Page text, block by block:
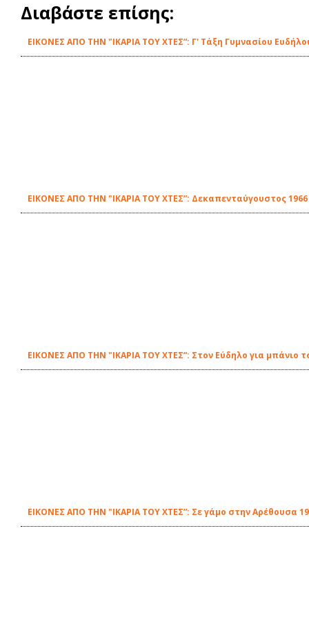
Διαβάστε επίσης:
ΕΙΚΟΝΕΣ ΑΠΟ ΤΗΝ "ΙΚΑΡΙΑ ΤΟΥ ΧΤΕΣ”: Γ' Τάξη Γυμνασίου
ΕΙΚΟΝΕΣ ΑΠΟ ΤΗΝ "ΙΚΑΡΙΑ ΤΟΥ ΧΤΕΣ”: Δεκαπενταύγουστος
ΕΙΚΟΝΕΣ ΑΠΟ ΤΗΝ "ΙΚΑΡΙΑ ΤΟΥ ΧΤΕΣ”: Στον Εύδηλο για μπάνιο
ΕΙΚΟΝΕΣ ΑΠΟ ΤΗΝ "ΙΚΑΡΙΑ ΤΟΥ ΧΤΕΣ”: Σε γάμο στην Αρέθουσα